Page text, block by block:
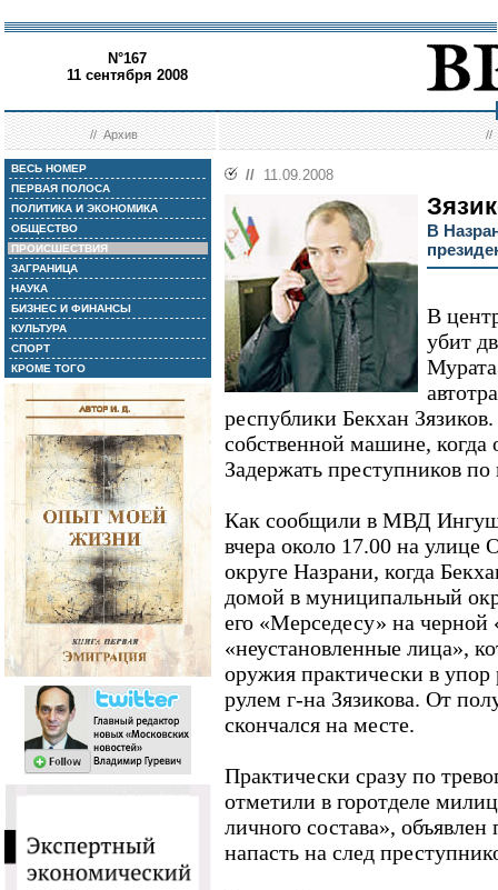
N°167
11 сентября 2008
//Архив //
ВЕСЬ НОМЕР
ПЕРВАЯ ПОЛОСА
ПОЛИТИКА И ЭКОНОМИКА
ОБЩЕСТВО
ПРОИСШЕСТВИЯ
ЗАГРАНИЦА
НАУКА
БИЗНЕС И ФИНАНСЫ
КУЛЬТУРА
СПОРТ
КРОМЕ ТОГО
// 11.09.2008
В
В
убит
Мурата
республики Бекхан
собственной машине, когда
Задержать преступников
Как сообщили в МВД
вчера около 17.00 на улице
округе Назрани, когда
домой в муниципальный
его «Мерседесу» на
«неустановленные лица»,
оружия практически в упор
рулем г-на Зязикова. От
скончался на месте.
Практически сразу по
отметили в горотделе
личного состава»,
напасть на след